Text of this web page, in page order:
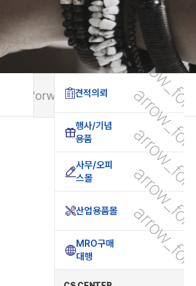
arrow_forward_ios
견적의뢰
행사/기념
용품
사무/오피
스몰
산업용품몰
MRO구매
대행